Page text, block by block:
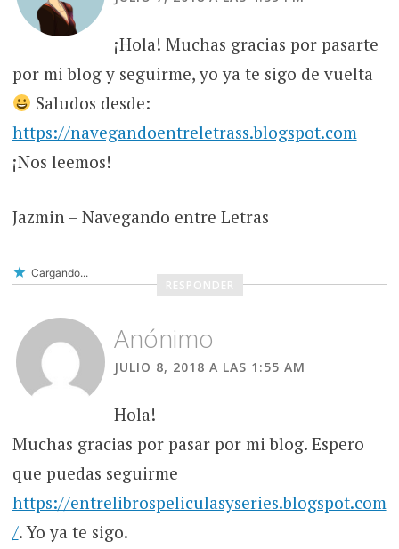
¡Hola! Muchas gracias por pasarte
por mi blog y seguirme, yo ya te sigo de vuelta
Saludos desde:
https://navegandoentreletrass.blogspot.com
¡Nos leemos!
Jazmin – Navegando entre Letras
Cargando...
RESPONDER
Anónimo
JULIO 8, 2018 A LAS 1:55 AM
Hola!
Muchas gracias por pasar por mi blog. Espero
que puedas seguirme
https://entrelibrospeliculasyseries.blogspot.com
/. Yo ya te sigo.